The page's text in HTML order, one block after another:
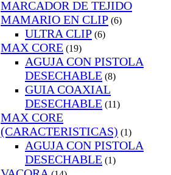
MARCADOR DE TEJIDO
MAMARIO EN CLIP (6)
ULTRA CLIP (6)
MAX CORE (19)
AGUJA CON PISTOLA
DESECHABLE (8)
GUIA COAXIAL
DESECHABLE (11)
MAX CORE
(CARACTERISTICAS) (1)
AGUJA CON PISTOLA
DESECHABLE (1)